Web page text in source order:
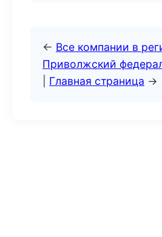
← Все компании в
Приволжский
Главная страница →